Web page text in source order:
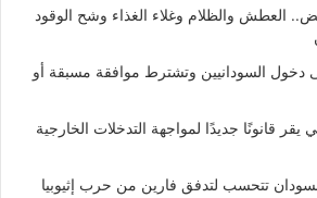
العطش والظلام وغلاء الغذاء وشح الوقود
دخول السودانيين وتشترط موافقة مسبقة أو
قانونًا جديدًا لمواجهة التدخلات الخارجية
تتحسب لتدفق فارين من حرب إثيوبيا